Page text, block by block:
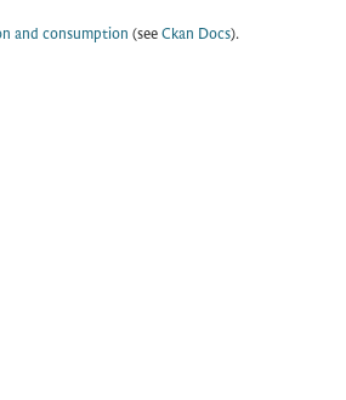
and consumption (see Ckan Docs).